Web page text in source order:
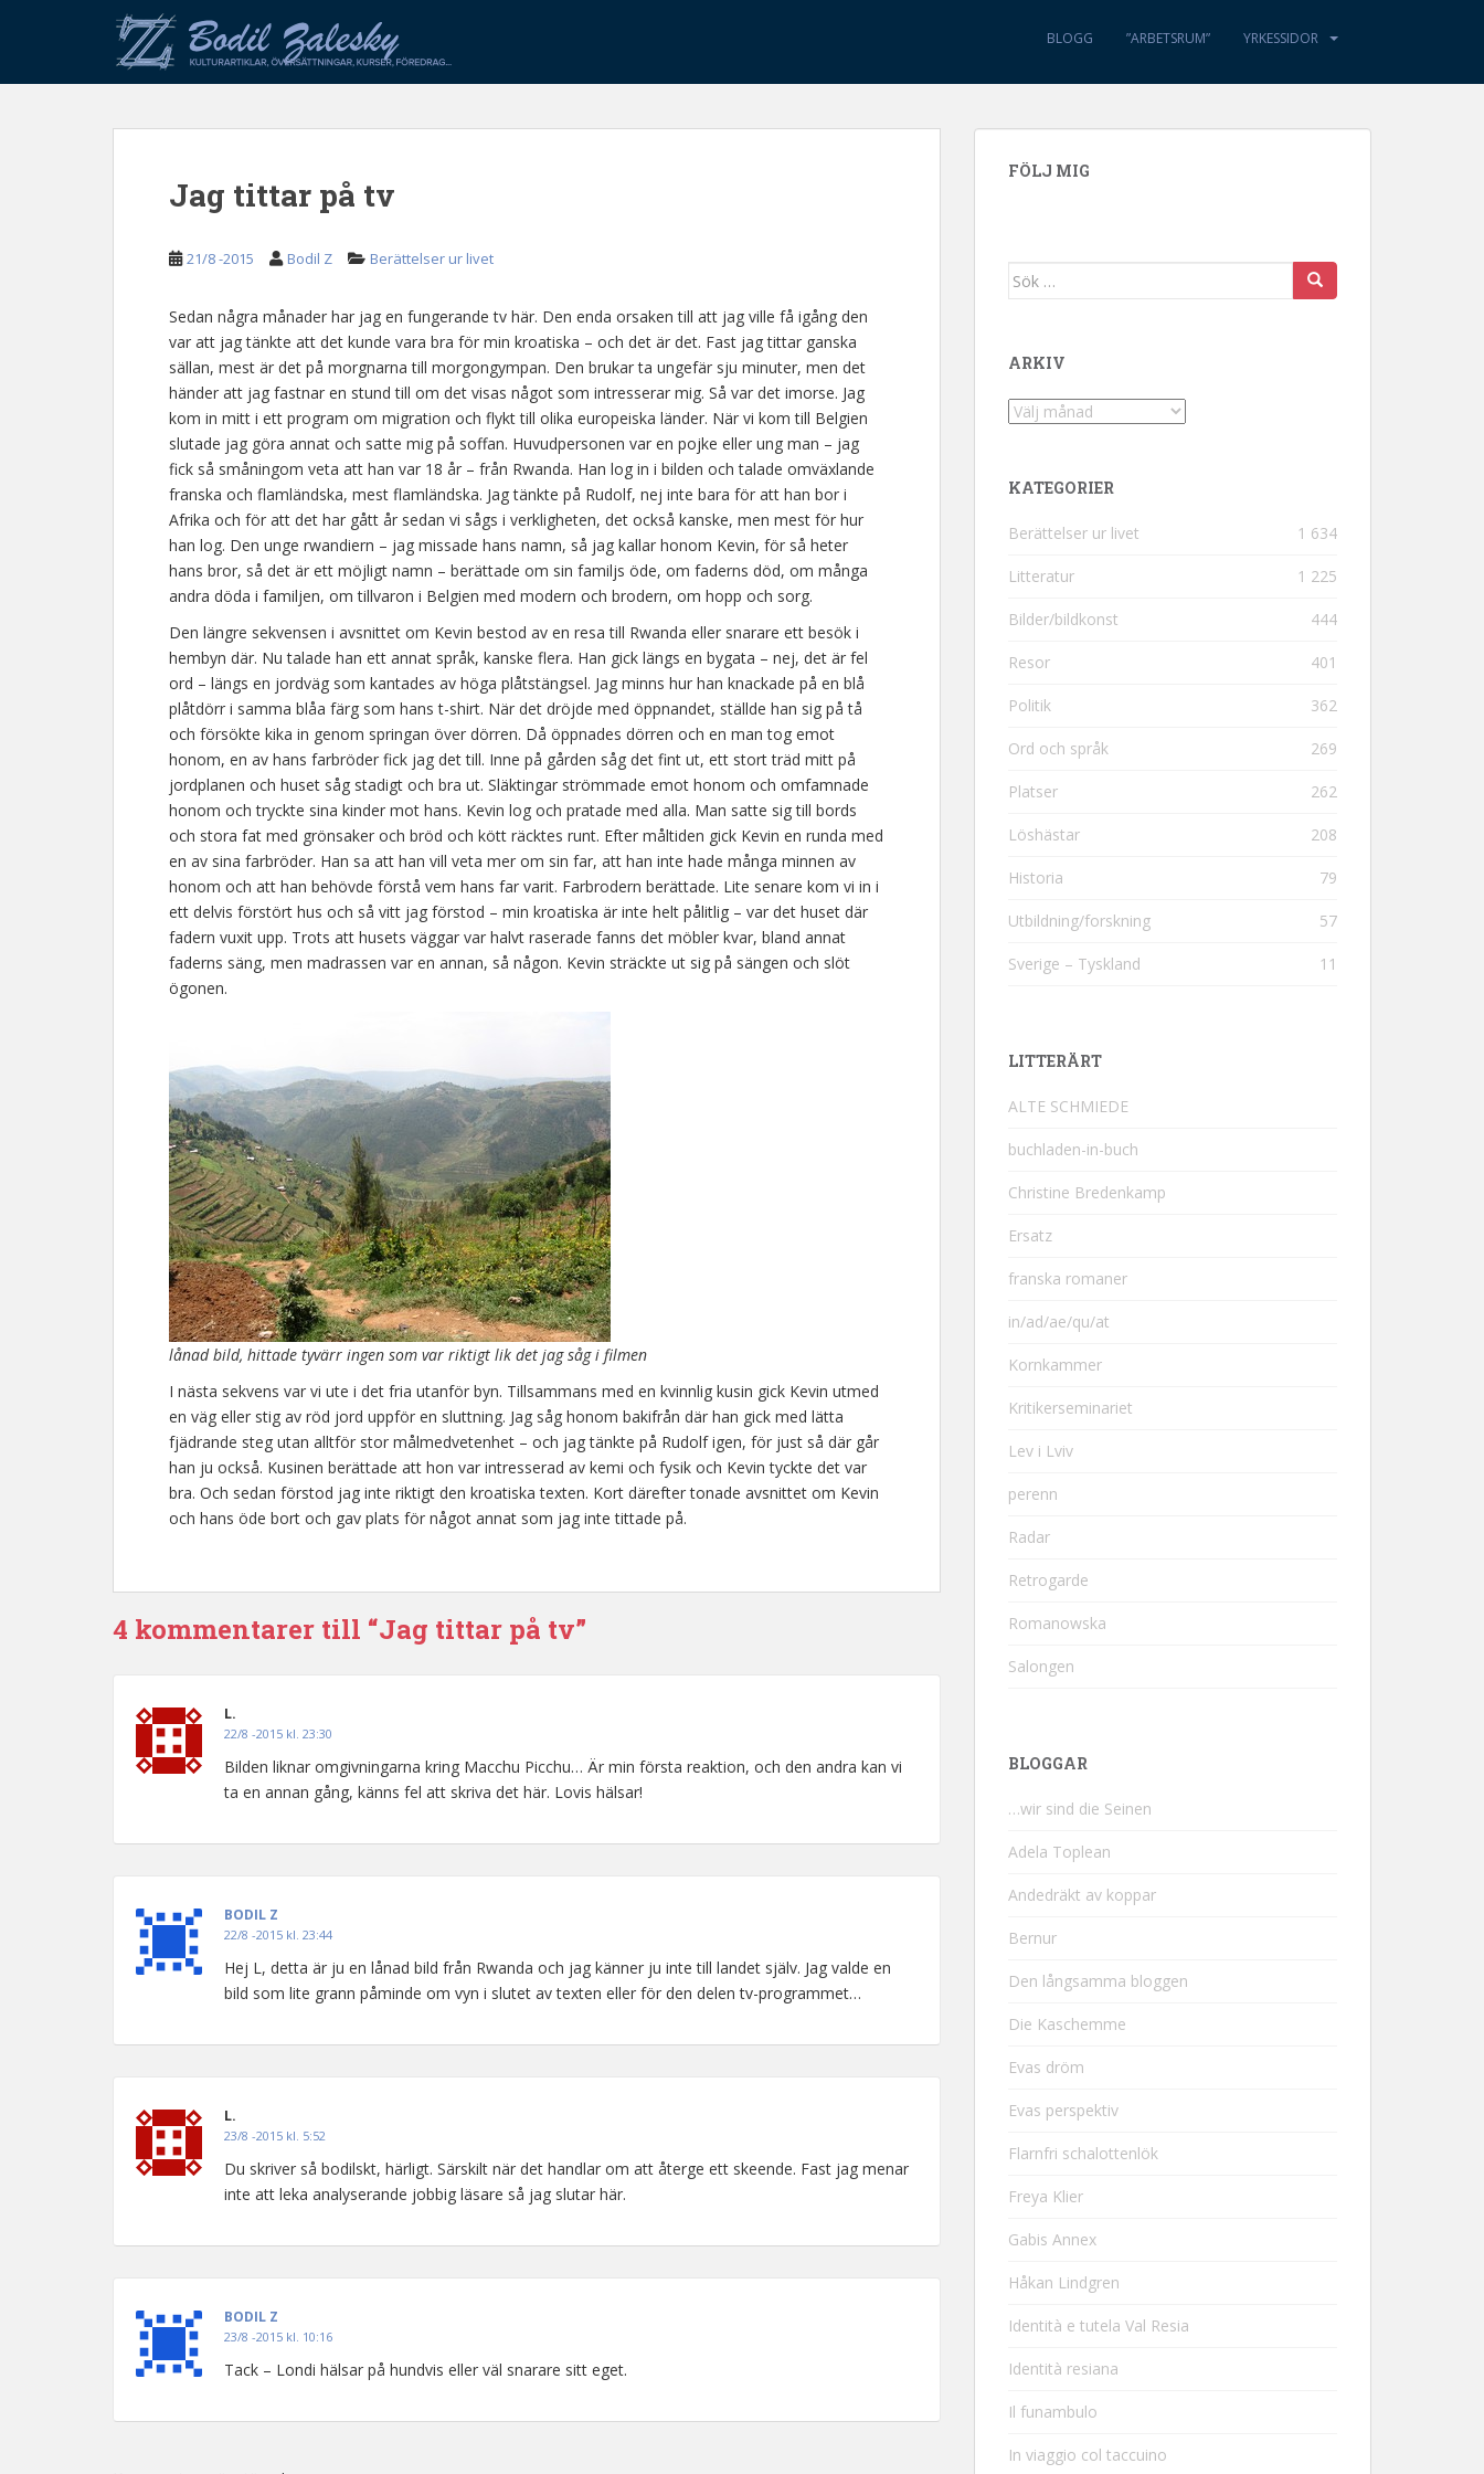
p
BLOGG ”ARBETSRUM” YRKESSIDOR
Jag tittar på tv
21/8 -2015 Bodil Z Berättelser ur livet
Sedan några månader har jag en fungerande tv här. Den enda orsaken till att jag ville få igång den
var att jag tänkte att det kunde vara bra för min kroatiska – och det är det. Fast jag tittar ganska
sällan, mest är det på morgnarna till morgongympan. Den brukar ta ungefär sju minuter, men det
händer att jag fastnar en stund till om det visas något som intresserar mig. Så var det imorse. Jag
kom in mitt i ett program om migration och flykt till olika europeiska länder. När vi kom till Belgien
slutade jag göra annat och satte mig på soffan. Huvudpersonen var en pojke eller ung man – jag
fick så småningom veta att han var 18 år – från Rwanda. Han log in i bilden och talade omväxlande
franska och flamländska, mest flamländska. Jag tänkte på Rudolf, nej inte bara för att han bor i
Afrika och för att det har gått år sedan vi sågs i verkligheten, det också kanske, men mest för hur
han log. Den unge rwandiern – jag missade hans namn, så jag kallar honom Kevin, för så heter
hans bror, så det är ett möjligt namn – berättade om sin familjs öde, om faderns död, om många
andra döda i familjen, om tillvaron i Belgien med modern och brodern, om hopp och sorg.
Den längre sekvensen i avsnittet om Kevin bestod av en resa till Rwanda eller snarare ett besök i
hembyn där. Nu talade han ett annat språk, kanske flera. Han gick längs en bygata – nej, det är fel
ord – längs en jordväg som kantades av höga plåtstängsel. Jag minns hur han knackade på en blå
plåtdörr i samma blåa färg som hans t-shirt. När det dröjde med öppnandet, ställde han sig på tå
och försökte kika in genom springan över dörren. Då öppnades dörren och en man tog emot
honom, en av hans farbröder fick jag det till. Inne på gården såg det fint ut, ett stort träd mitt på
jordplanen och huset såg stadigt och bra ut. Släktingar strömmade emot honom och omfamnade
honom och tryckte sina kinder mot hans. Kevin log och pratade med alla. Man satte sig till bords
och stora fat med grönsaker och bröd och kött räcktes runt. Efter måltiden gick Kevin en runda med
en av sina farbröder. Han sa att han vill veta mer om sin far, att han inte hade många minnen av
honom och att han behövde förstå vem hans far varit. Farbrodern berättade. Lite senare kom vi in i
ett delvis förstört hus och så vitt jag förstod – min kroatiska är inte helt pålitlig – var det huset där
fadern vuxit upp. Trots att husets väggar var halvt raserade fanns det möbler kvar, bland annat
faderns säng, men madrassen var en annan, så någon. Kevin sträckte ut sig på sängen och slöt
ögonen.
lånad bild, hittade tyvärr ingen som var riktigt lik det jag såg i filmen
I nästa sekvens var vi ute i det fria utanför byn. Tillsammans med en kvinnlig kusin gick Kevin utmed
en väg eller stig av röd jord uppför en sluttning. Jag såg honom bakifrån där han gick med lätta
fjädrande steg utan alltför stor målmedvetenhet – och jag tänkte på Rudolf igen, för just så där går
han ju också. Kusinen berättade att hon var intresserad av kemi och fysik och Kevin tyckte det var
bra. Och sedan förstod jag inte riktigt den kroatiska texten. Kort därefter tonade avsnittet om Kevin
och hans öde bort och gav plats för något annat som jag inte tittade på.
4 kommentarer till “Jag tittar på tv”
L.
22/8 -2015 kl. 23:30
Bilden liknar omgivningarna kring Macchu Picchu… Är min första reaktion, och den andra kan vi
ta en annan gång, känns fel att skriva det här. Lovis hälsar!
BODIL Z
22/8 -2015 kl. 23:44
Hej L, detta är ju en lånad bild från Rwanda och jag känner ju inte till landet själv. Jag valde en
bild som lite grann påminde om vyn i slutet av texten eller för den delen tv-programmet…
L.
23/8 -2015 kl. 5:52
Du skriver så bodilskt, härligt. Särskilt när det handlar om att återge ett skeende. Fast jag menar
inte att leka analyserande jobbig läsare så jag slutar här.
BODIL Z
23/8 -2015 kl. 10:16
Tack – Londi hälsar på hundvis eller väl snarare sitt eget.
FÖLJ MIG
Sök efter:
ARKIV
Arkiv
KATEGORIER
Berättelser ur livet 1 634
Litteratur 1 225
Bilder/bildkonst 444
Resor 401
Politik 362
Ord och språk 269
Platser 262
Löshästar 208
Historia 79
Utbildning/forskning 57
Sverige – Tyskland 11
LITTERÄRT
ALTE SCHMIEDE
buchladen-in-buch
Christine Bredenkamp
Ersatz
franska romaner
in/ad/ae/qu/at
Kornkammer
Kritikerseminariet
Lev i Lviv
perenn
Radar
Retrogarde
Romanowska
Salongen
BLOGGAR
…wir sind die Seinen
Adela Toplean
Andedräkt av koppar
Bernur
Den långsamma bloggen
Die Kaschemme
Evas dröm
Evas perspektiv
Flarnfri schalottenlök
Freya Klier
Gabis Annex
Håkan Lindgren
Identità e tutela Val Resia
Identità resiana
Il funambulo
In viaggio col taccuino